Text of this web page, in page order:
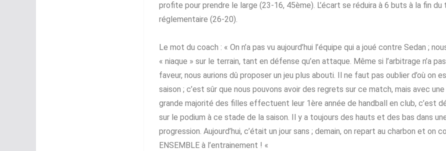
profite pour prendre le large (23-16, 45ème). L’écart se réduira à 6 buts à la fin du
réglementaire (26-20).
Le mot du coach : « On n’a pas vu aujourd’hui l’équipe qui a joué contre Sedan ;
« niaque » sur le terrain, tant en défense qu’en attaque. Même si l’arbitrage n’a
faveur, nous aurions dû proposer un jeu plus abouti. Il ne faut pas oublier d’où on
saison ; c’est sûr que nous pouvons avoir des regrets sur ce match, mais avec
grande majorité des filles effectuent leur 1ère année de handball en club, c’est
sur le podium à ce stade de la saison. Il y a toujours des hauts et des bas dans
progression. Aujourd’hui, c’était un jour sans ; demain, on repart au charbon et on
ENSEMBLE à l’entrainement ! «